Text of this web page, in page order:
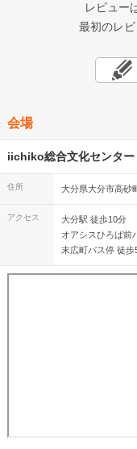
レビュー
最初のレ
会場
iichiko総合文化センター
住所 大分県大分市高砂
アクセス
大分駅 徒歩10分
オアシスひろば前
末広町バス停 徒歩